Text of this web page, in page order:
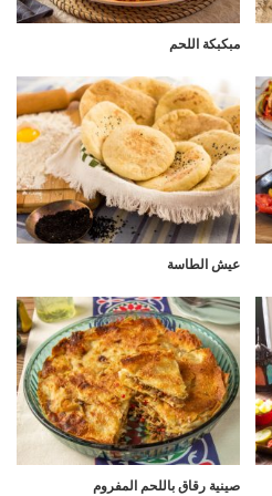
مبكبكة اللحم
عيش الطاسة
صينية رقاق باللحم المفروم